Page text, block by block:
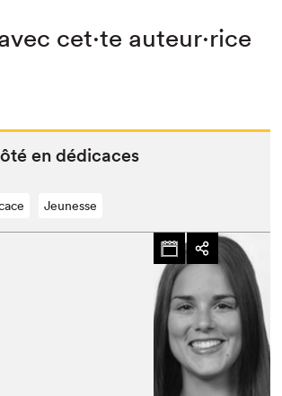
cet·te auteur·rice
en dédicaces
Jeunesse